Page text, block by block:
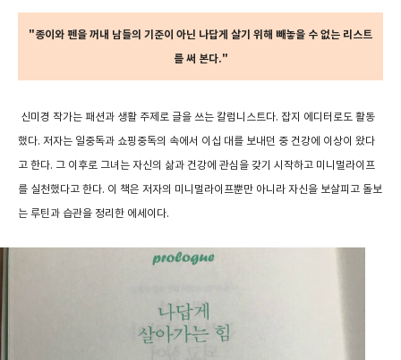
"종이와 펜을 꺼내 남들의 기준이 아닌 나답게 살기 위해 빼놓을 수 없는 리스트
를 써 본다."
신미경 작가는 패션과 생활 주제로 글을 쓰는 칼럼니스트다. 잡지 에디터로도 활동
했다. 저자는 일중독과 쇼핑중독의 속에서 이십 대를 보내던 중 건강에 이상이 왔다
고 한다. 그 이후로 그녀는 자신의 삶과 건강에 관심을 갖기 시작하고 미니멀라이프
를 실천했다고 한다. 이 책은 저자의 미니멀라이프뿐만 아니라 자신을 보살피고 돌보
는 루틴과 습관을 정리한 에세이다.